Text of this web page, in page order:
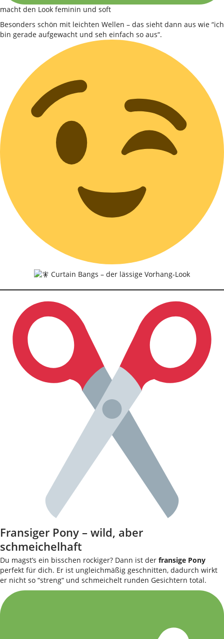
macht den Look feminin und soft
Besonders schön mit leichten Wellen – das sieht dann aus wie “ich
bin gerade aufgewacht und seh einfach so aus“.
Fransiger Pony – wild, aber
schmeichelhaft
Du magst’s ein bisschen rockiger? Dann ist der fransige Pony
perfekt für dich. Er ist ungleichmäßig geschnitten, dadurch wirkt
er nicht so “streng“ und schmeichelt runden Gesichtern total.